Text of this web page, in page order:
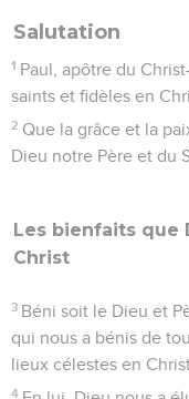
Salutation
1 Paul, apôtre du
saints et fidèles en
2 Que la grâce et la
Dieu notre Père et du
Les bienfaits que
Christ
3 Béni soit le Dieu et
qui nous a bénis de
lieux célestes en
4